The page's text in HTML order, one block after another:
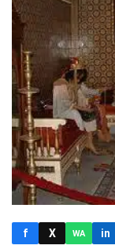
f X WA in